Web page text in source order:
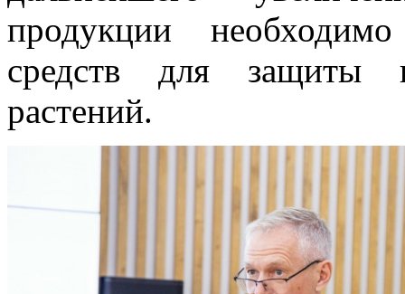
продукции
средств для защиты
растений.